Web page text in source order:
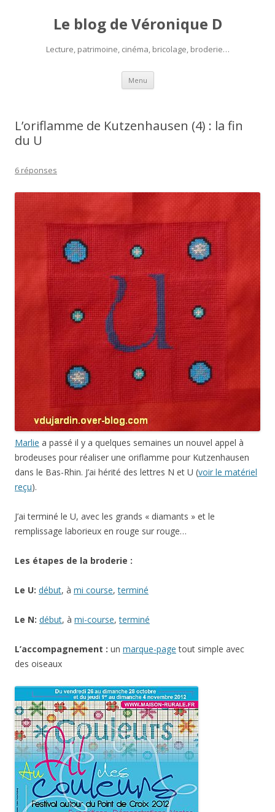
Le blog de Véronique D
Lecture, patrimoine, cinéma, bricolage, broderie…
Menu Aller
contenu
L’oriflamme de Kutzenhausen (4) : la fin
du U
6 réponses
Marlie a passé il y a quelques semaines un nouvel appel à
brodeuses pour réaliser une oriflamme pour Kutzenhausen
dans le Bas-Rhin. J’ai hérité des lettres N et U (voir le matériel
reçu).
J’ai terminé le U, avec les grands « diamants » et le
remplissage laborieux en rouge sur rouge…
Les étapes de la broderie :
Le U: début, à mi course,terminé
Le N: début, à mi-course,terminé
L’accompagnement : un marque-page tout simple avec
des oiseaux